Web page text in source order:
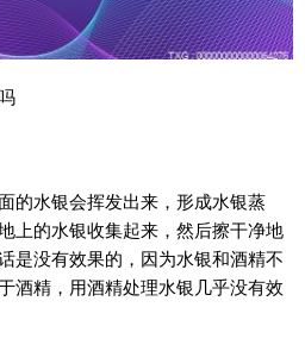
的水银会挥发出来，形成水银蒸
上的水银收集起来，然后擦干净地
是没有效果的，因为水银和酒精不
酒精，用酒精处理水银几乎没有效